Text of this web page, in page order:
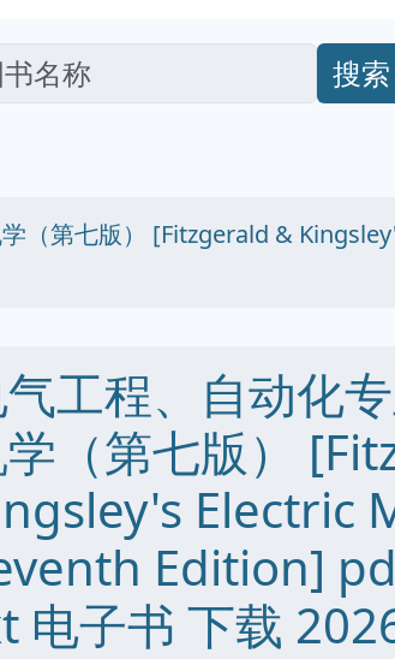
搜索
（第七版） [Fitzgerald &
工程、自动化
（第七版）
Electric
Edition]
电子书 下载